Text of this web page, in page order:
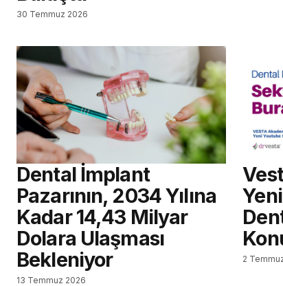
30 Temmuz 2026
Dental İmplant
Pazarının, 2034 Yılına
Kadar 14,43 Milyar
Dolara Ulaşması
Bekleniyor
13 Temmuz 2026
2